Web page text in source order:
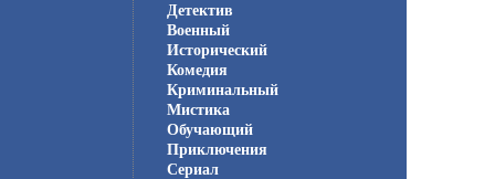
Детектив
Военный
Исторический
Комедия
Криминальный
Мистика
Обучающий
Приключения
Сериал